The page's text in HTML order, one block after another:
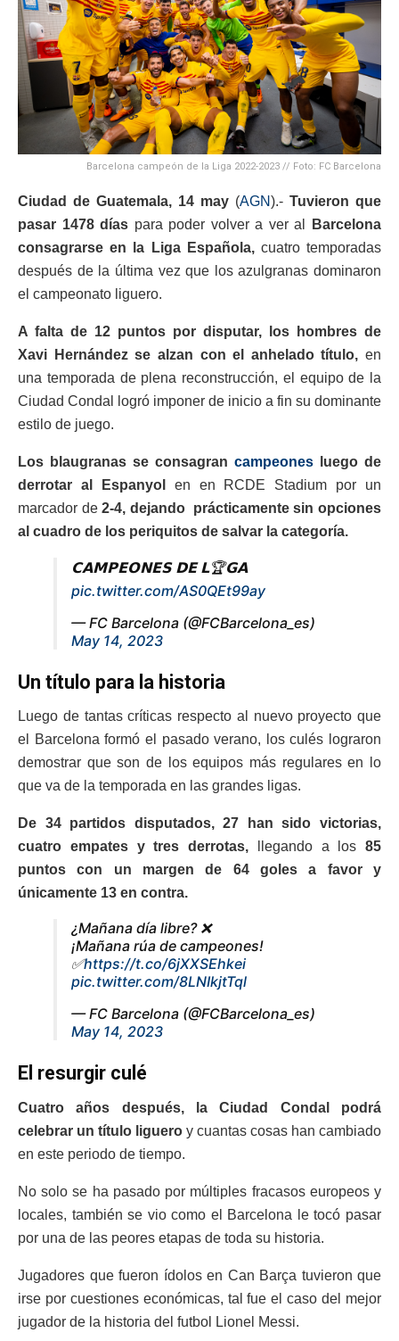
Barcelona campeón de la Liga 2022-2023 // Foto: FC Barcelona
Ciudad de Guatemala, 14 may (AGN).- Tuvieron que
pasar 1478 días para poder volver a ver al
Barcelona
consagrarse en la Liga Española,cuatro temporadas
después de la última vez que los azulgranas dominaron
el campeonato liguero.
A falta de 12 puntos por disputar, los hombres de
Xavi Hernández se alzan con el anhelado título, en
una temporada de plena reconstrucción, el equipo de la
Ciudad Condal logró imponer de inicio a fin su dominante
estilo de juego.
Los blaugranas se consagran campeones luego de
derrotar al Espanyol
en en RCDE Stadium por un
marcador de2-4, dejando prácticamente sin opciones
al cuadro de los periquitos de salvar la categoría.
𝗖𝗔𝗠𝗣𝗘𝗢𝗡𝗘𝗦 𝗗𝗘 𝗟🏆𝗚𝗔
pic.twitter.com/AS0QEt99ay
— FC Barcelona (@FCBarcelona_es)
May 14, 2023
Un título para la historia
Luego de tantas críticas respecto al nuevo proyecto que
el Barcelona formó el pasado verano, los culés lograron
demostrar que son de los equipos más regulares en lo
que va de la temporada en las grandes ligas.
De 34 partidos disputados, 27 han sido victorias,
cuatro empates y tres derrotas, llegando a los 85
puntos con un margen de 64 goles a favor y
únicamente 13 en contra.
¿Mañana día libre? ❌
¡Mañana rúa de campeones!
✅https://t.co/6jXXSEhkei
pic.twitter.com/8LNIkjtTql
— FC Barcelona (@FCBarcelona_es)
May 14, 2023
El resurgir culé
Cuatro años después, la Ciudad Condal podrá
celebrar un título liguero y cuantas cosas han cambiado
en este periodo de tiempo.
No solo se ha pasado por múltiples fracasos europeos y
locales, también se vio como el Barcelona le tocó pasar
por una de las peores etapas de toda su historia.
Jugadores que fueron ídolos en Can Barça tuvieron que
irse por cuestiones económicas, tal fue el caso del mejor
jugador de la historia del futbol Lionel Messi.